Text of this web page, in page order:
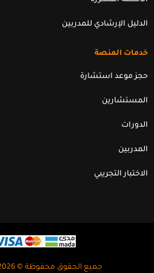
الدليل الإرشادي للمدربين
خدمات المنصة
حجز موعد استشارة
المستشارين
الدورات
المدربين
الاختبار التجريبي
جميع الحقوق محفوظة © 2026 منصة لغة الأعمال